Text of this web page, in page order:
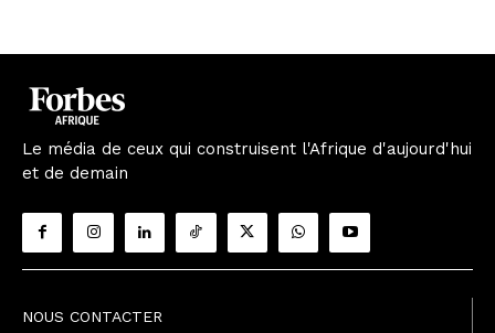
Le média de ceux qui construisent l'Afrique d'aujourd'hui
et de demain
NOUS CONTACTER